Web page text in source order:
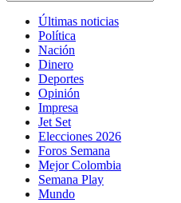
Últimas noticias
Política
Nación
Dinero
Deportes
Opinión
Impresa
Jet Set
Elecciones 2026
Foros Semana
Mejor Colombia
Semana Play
Mundo